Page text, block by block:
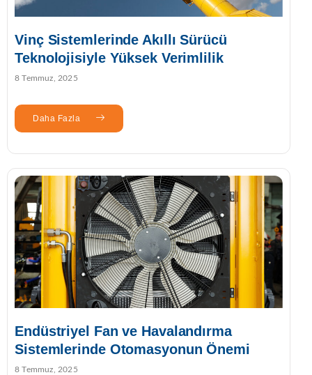
Vinç Sistemlerinde Akıllı Sürücü
Teknolojisiyle Yüksek Verimlilik
8 Temmuz, 2025
Daha Fazla
Endüstriyel Fan ve Havalandırma
Sistemlerinde Otomasyonun Önemi
8 Temmuz, 2025